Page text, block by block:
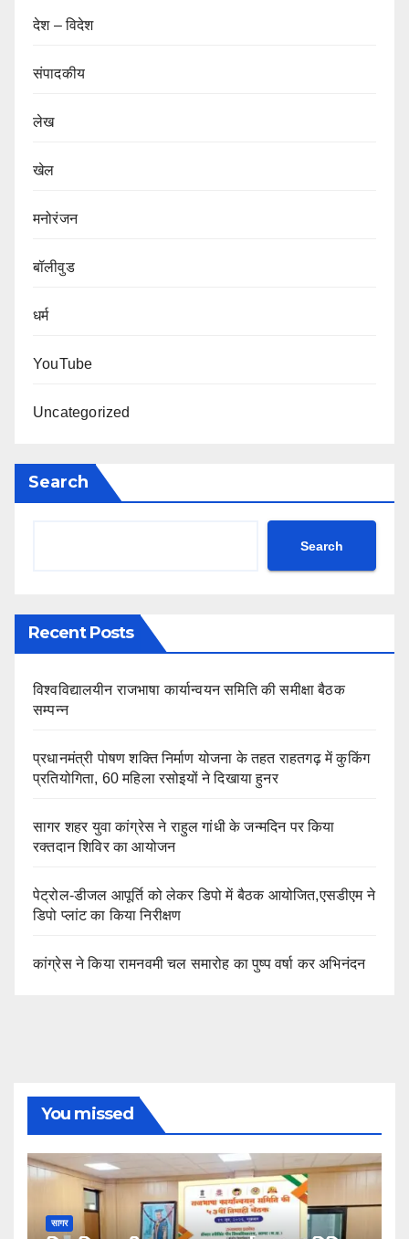
देश – विदेश
संपादकीय
लेख
खेल
मनोरंजन
बॉलीवुड
धर्म
YouTube
Uncategorized
Search
Search
Recent Posts
विश्वविद्यालयीन राजभाषा कार्यान्वयन समिति की समीक्षा बैठक
सम्पन्न
प्रधानमंत्री पोषण शक्ति निर्माण योजना के तहत राहतगढ़ में कुकिंग
प्रतियोगिता, 60 महिला रसोइयों ने दिखाया हुनर
सागर शहर युवा कांग्रेस ने राहुल गांधी के जन्मदिन पर किया
रक्तदान शिविर का आयोजन
पेट्रोल-डीजल आपूर्ति को लेकर डिपो में बैठक आयोजित,एसडीएम ने
डिपो प्लांट का किया निरीक्षण
कांग्रेस ने किया रामनवमी चल समारोह का पुष्प वर्षा कर अभिनंदन
You missed
सागर